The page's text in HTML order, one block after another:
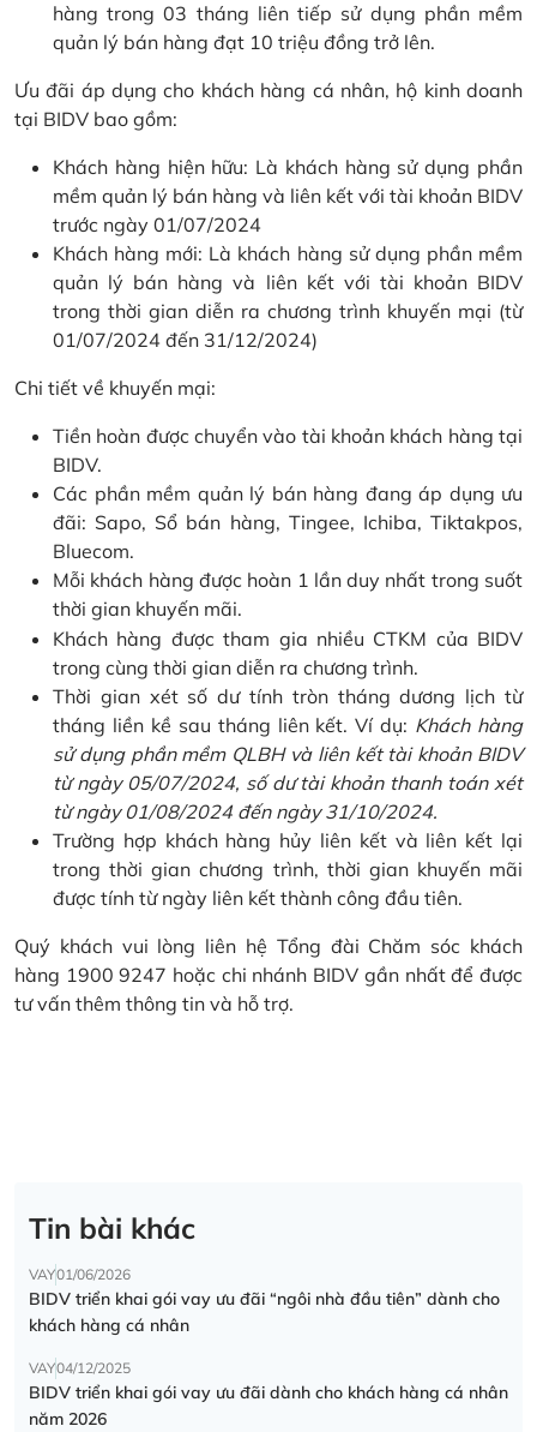
hàng trong 03 tháng liên tiếp sử dụng phần mềm
quản lý bán hàng đạt 10 triệu đồng trở lên.
Ưu đãi áp dụng cho khách hàng cá nhân, hộ kinh doanh
tại BIDV bao gồm:
Khách hàng hiện hữu: Là khách hàng sử dụng phần
mềm quản lý bán hàng và liên kết với tài khoản BIDV
trước ngày 01/07/2024
Khách hàng mới: Là khách hàng sử dụng phần mềm
quản lý bán hàng và liên kết với tài khoản BIDV
trong thời gian diễn ra chương trình khuyến mại (từ
01/07/2024 đến 31/12/2024)
Chi tiết về khuyến mại:
Tiền hoàn được chuyển vào tài khoản khách hàng tại
BIDV.
Các phần mềm quản lý bán hàng đang áp dụng ưu
đãi: Sapo, Sổ bán hàng, Tingee, Ichiba, Tiktakpos,
Bluecom.
Mỗi khách hàng được hoàn 1 lần duy nhất trong suốt
thời gian khuyến mãi.
Khách hàng được tham gia nhiều CTKM của BIDV
trong cùng thời gian diễn ra chương trình.
Thời gian xét số dư tính tròn tháng dương lịch từ
tháng liền kề sau tháng liên kết. Ví dụ: Khách hàng
sử dụng phần mềm QLBH và liên kết tài khoản BIDV
từ ngày 05/07/2024, số dư tài khoản thanh toán xét
từ ngày 01/08/2024 đến ngày 31/10/2024.
Trường hợp khách hàng hủy liên kết và liên kết lại
trong thời gian chương trình, thời gian khuyến mãi
được tính từ ngày liên kết thành công đầu tiên.
Quý khách vui lòng liên hệ Tổng đài Chăm sóc khách
hàng 1900 9247 hoặc chi nhánh BIDV gần nhất để được
tư vấn thêm thông tin và hỗ trợ.
Tin bài khác
VAY01/06/2026
BIDV triển khai gói vay ưu đãi “ngôi nhà đầu tiên” dành cho
khách hàng cá nhân
VAY04/12/2025
BIDV triển khai gói vay ưu đãi dành cho khách hàng cá nhân
năm 2026